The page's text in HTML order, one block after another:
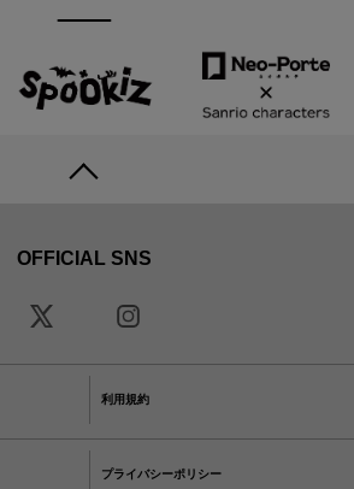
OFFICIAL SNS
利用規約
プライバシーポリシー